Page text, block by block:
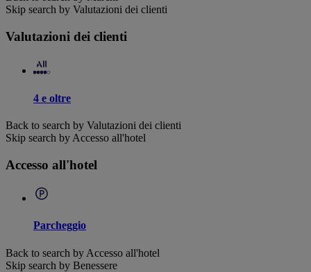
Skip search by Valutazioni dei clienti
Valutazioni dei clienti
4 e oltre
Back to search by Valutazioni dei clienti
Skip search by Accesso all'hotel
Accesso all'hotel
Parcheggio
Back to search by Accesso all'hotel
Skip search by Benessere